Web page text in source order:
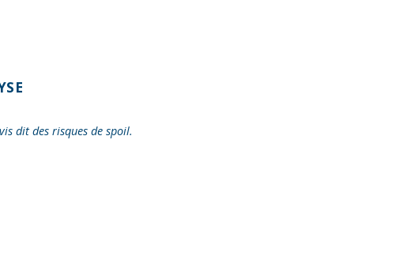
dit des risques de spoil.